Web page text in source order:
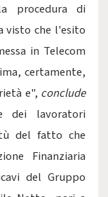
procedura di
visto che l'esito
in Telecom
certamente,
e", conclude
dei lavoratori
del fatto che
Finanziaria
del Gruppo